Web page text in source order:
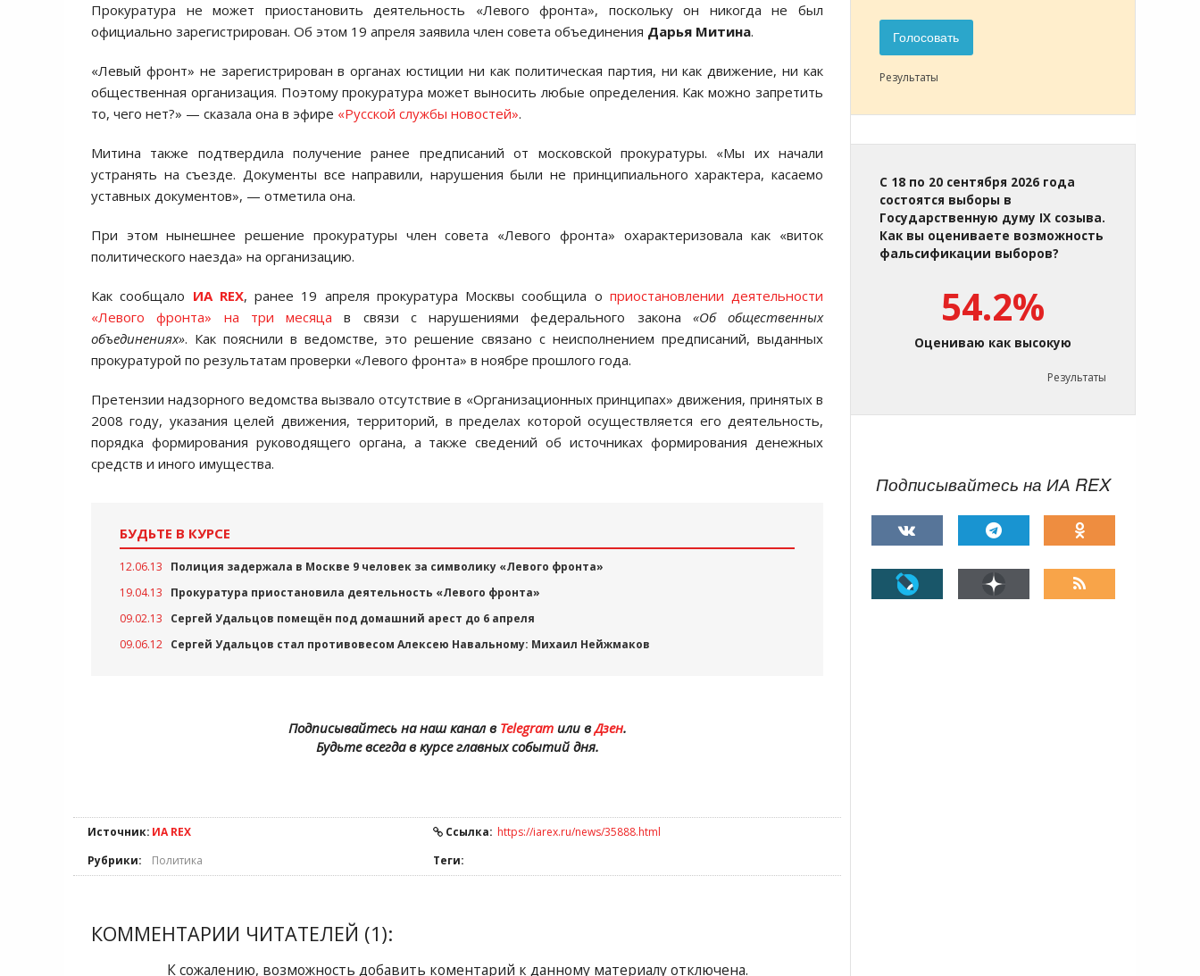
Прокуратура не может приостановить деятельность «Левого фронта», поскольку он никогда не был
официально зарегистрирован. Об этом 19 апреля заявила член совета объединения Дарья Митина.
«Левый фронт» не зарегистрирован в органах юстиции ни как политическая партия, ни как движение, ни как
общественная организация. Поэтому прокуратура может выносить любые определения. Как можно запретить
то, чего нет?» — сказала она в эфире «Русской службы новостей».
Митина также подтвердила получение ранее предписаний от московской прокуратуры. «Мы их начали
устранять на съезде. Документы все направили, нарушения были не принципиального характера, касаемо
уставных документов», — отметила она.
При этом нынешнее решение прокуратуры член совета «Левого фронта» охарактеризовала как «виток
политического наезда» на организацию.
Как сообщало ИА REX, ранее 19 апреля прокуратура Москвы сообщила о приостановлении деятельности
«Левого фронта» на три месяца в связи с нарушениями федерального закона «Об общественных
объединениях». Как пояснили в ведомстве, это решение связано с неисполнением предписаний, выданных
прокуратурой по результатам проверки «Левого фронта» в ноябре прошлого года.
Претензии надзорного ведомства вызвало отсутствие в «Организационных принципах» движения, принятых в
2008 году, указания целей движения, территорий, в пределах которой осуществляется его деятельность,
порядка формирования руководящего органа, а также сведений об источниках формирования денежных
средств и иного имущества.
БУДЬТЕ В КУРСЕ
12.06.13
Полиция задержала в Москве 9 человек за символику «Левого фронта»
19.04.13
Прокуратура приостановила деятельность «Левого фронта»
09.02.13
Сергей Удальцов помещён под домашний арест до 6 апреля
09.06.12 Сергей Удальцов стал противовесом Алексею Навальному: Михаил Нейжмаков
Подписывайтесь на наш канал в Telegramили вДзен.
Будьте всегда в курсе главных событий дня.
Источник: ИА REX Ссылка: https://iarex.ru/news/35888.html
Рубрики:
Политика Теги:
КОММЕНТАРИИ ЧИТАТЕЛЕЙ (1):
К сожалению, возможность добавить коментарий к данному материалу отключена.
Голосовать
Результаты
С 18 по 20 сентября 2026 года
состоятся выборы в
Государственную думу IX созыва.
Как вы оцениваете возможность
фальсификации выборов?
54.2%
Оцениваю как высокую
Результаты
Подписывайтесь на ИА REX